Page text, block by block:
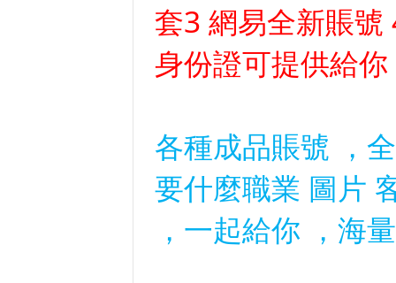
套3 網易全新賬
身份證可提供給
各種成品賬號 ，
要什麼職業 圖片
，一起給你 ，海